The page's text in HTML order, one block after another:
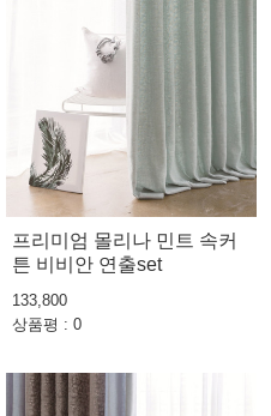
프리미엄 몰리나 민트 속커
튼 비비안 연출set
133,800
상품평 : 0